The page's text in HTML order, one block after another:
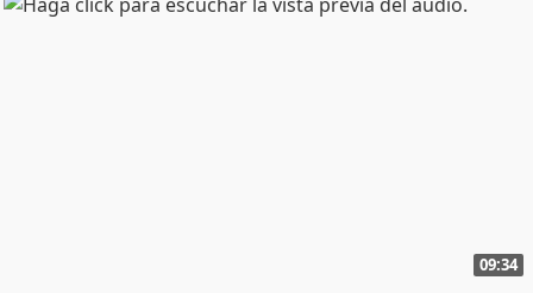
09:34